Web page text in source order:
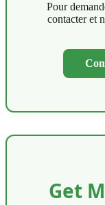
Pour
contacter et
Get